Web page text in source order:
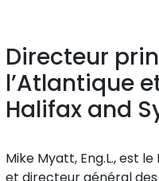
Directeur
l’Atlantique
Halifax and
Mike Myatt, Eng.L., est
et directeur général des